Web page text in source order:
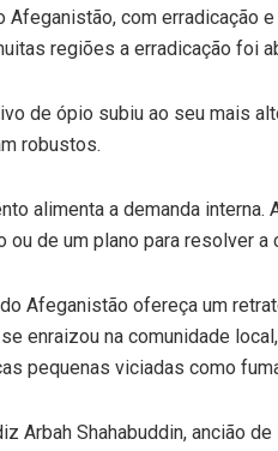
Afeganistão, com erradicação
regiões a erradicação foi
de ópio subiu ao seu mais
robustos.
alimenta a demanda
de um plano para resolver a
Afeganistão ofereça um
enraizou na comunidade
pequenas viciadas como
Arbah Shahabuddin, ancião